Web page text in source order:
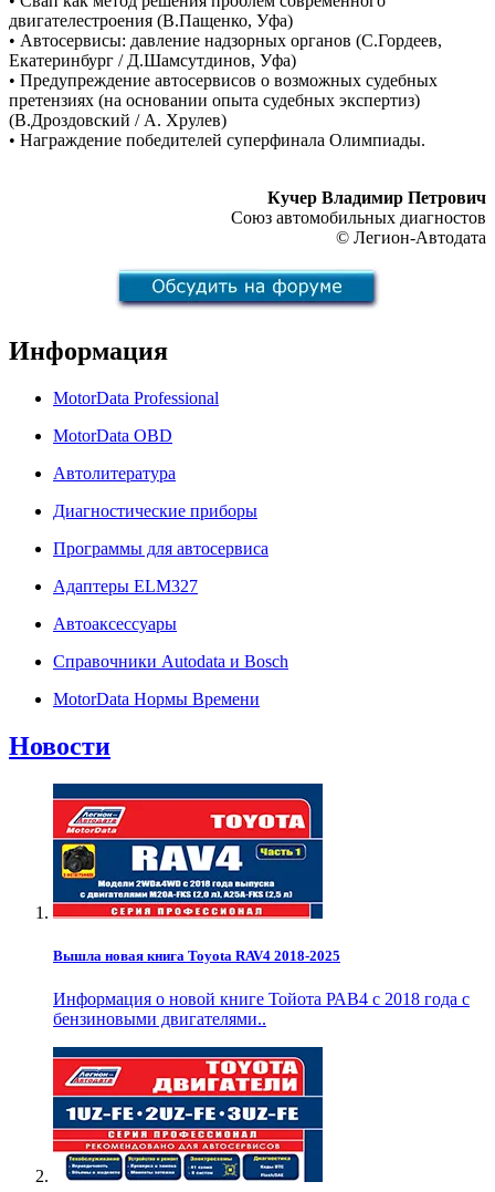
двигателестроения (В.Пащенко, Уфа)
• Автосервисы: давление надзорных органов (С.Гордеев,
Екатеринбург / Д.Шамсутдинов, Уфа)
• Предупреждение автосервисов о возможных судебных
претензиях (на основании опыта судебных экспертиз)
(В.Дроздовский / А. Хрулев)
• Награждение победителей суперфинала Олимпиады.
Кучер Владимир Петрович
Союз автомобильных диагностов
© Легион-Автодата
Информация
MotorData Professional
MotorData OBD
Автолитература
Диагностические приборы
Программы для автосервиса
Адаптеры ELM327
Автоаксессуары
Справочники Autodata и Bosch
MotorData Нормы Времени
Новости
Вышла новая книга Toyota RAV4 2018-2025
Информация о новой книге Тойота РАВ4 с 2018 года с
бензиновыми двигателями..